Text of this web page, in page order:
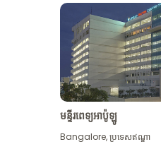
មើល​ច្រ
មន្ទីរពេទ្យអាប៉ូឡូ
Bangalore,ប្រទេសឥណ្ឌា